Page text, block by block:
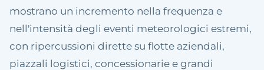
mostrano un incremento nella frequenza e
nell'intensità degli eventi meteorologici estremi,
con ripercussioni dirette su flotte aziendali,
piazzali logistici, concessionarie e grandi